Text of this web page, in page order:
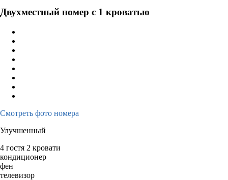
Двухместный номер с 1 кроватью
Смотреть фото номера
Улучшенный
4 гостя 2 кровати
кондиционер
фен
телевизор